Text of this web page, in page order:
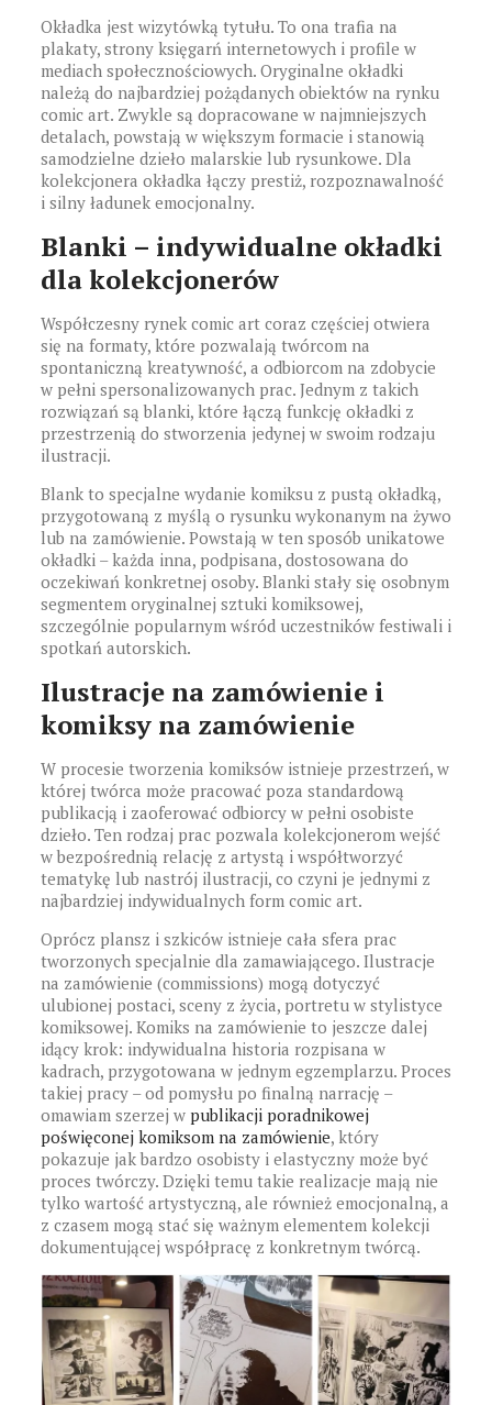
Okładka jest wizytówką tytułu. To ona trafia na
plakaty, strony księgarń internetowych i profile w
mediach społecznościowych. Oryginalne okładki
należą do najbardziej pożądanych obiektów na rynku
comic art. Zwykle są dopracowane w najmniejszych
detalach, powstają w większym formacie i stanowią
samodzielne dzieło malarskie lub rysunkowe. Dla
kolekcjonera okładka łączy prestiż, rozpoznawalność
i silny ładunek emocjonalny.
Blanki – indywidualne okładki
dla kolekcjonerów
Współczesny rynek comic art coraz częściej otwiera
się na formaty, które pozwalają twórcom na
spontaniczną kreatywność, a odbiorcom na zdobycie
w pełni spersonalizowanych prac. Jednym z takich
rozwiązań są blanki, które łączą funkcję okładki z
przestrzenią do stworzenia jedynej w swoim rodzaju
ilustracji.
Blank to specjalne wydanie komiksu z pustą okładką,
przygotowaną z myślą o rysunku wykonanym na żywo
lub na zamówienie. Powstają w ten sposób unikatowe
okładki – każda inna, podpisana, dostosowana do
oczekiwań konkretnej osoby. Blanki stały się osobnym
segmentem oryginalnej sztuki komiksowej,
szczególnie popularnym wśród uczestników festiwali i
spotkań autorskich.
Ilustracje na zamówienie i
komiksy na zamówienie
W procesie tworzenia komiksów istnieje przestrzeń, w
której twórca może pracować poza standardową
publikacją i zaoferować odbiorcy w pełni osobiste
dzieło. Ten rodzaj prac pozwala kolekcjonerom wejść
w bezpośrednią relację z artystą i współtworzyć
tematykę lub nastrój ilustracji, co czyni je jednymi z
najbardziej indywidualnych form comic art.
Oprócz plansz i szkiców istnieje cała sfera prac
tworzonych specjalnie dla zamawiającego. Ilustracje
na zamówienie (commissions) mogą dotyczyć
ulubionej postaci, sceny z życia, portretu w stylistyce
komiksowej. Komiks na zamówienie to jeszcze dalej
idący krok: indywidualna historia rozpisana w
kadrach, przygotowana w jednym egzemplarzu. Proces
takiej pracy – od pomysłu po finalną narrację –
omawiam szerzej w publikacji poradnikowej
poświęconej komiksom na zamówienie, który
pokazuje jak bardzo osobisty i elastyczny może być
proces twórczy. Dzięki temu takie realizacje mają nie
tylko wartość artystyczną, ale również emocjonalną, a
z czasem mogą stać się ważnym elementem kolekcji
dokumentującej współpracę z konkretnym twórcą.